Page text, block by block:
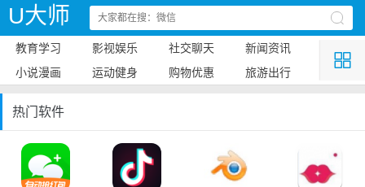
U大师
教育学习 影视娱乐 社交聊天
新闻资讯
小说漫画
运动健身 购物优惠 旅游出行
热门软件